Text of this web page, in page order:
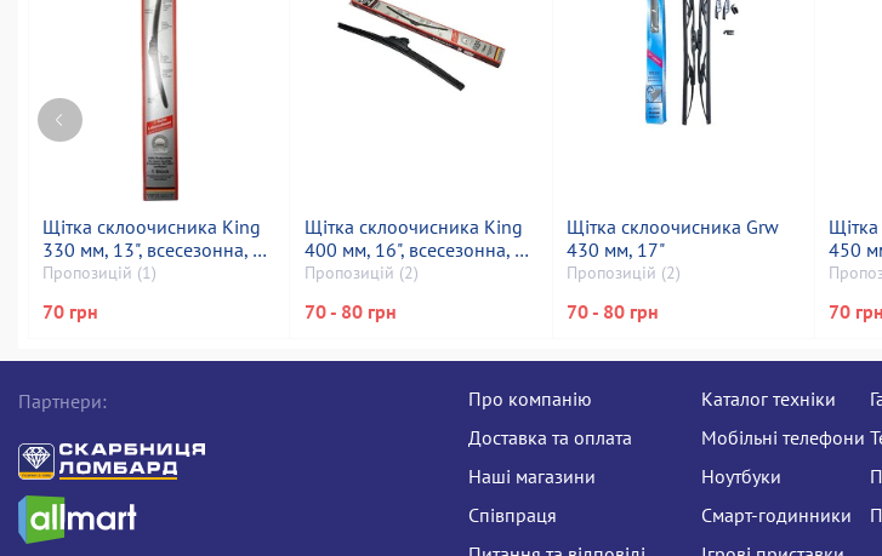
Щітка склоочисника King
330 мм, 13", всесезонна, all
seasons
Пропозицій (1)
70 грн
Щітка склоочисника King
400 мм, 16", всесезонна, all
seasons
Пропозицій (2)
70 - 80 грн
Щітка склоочисника Grw
430 мм, 17"
Пропозицій (2)
70 - 80 грн
450
70 грн
Партнери:
Про компанію
Доставка та оплата
Наші магазини
Співпраця
Каталог техніки
Мобільні телефони
Ноутбуки
Смарт-годинники